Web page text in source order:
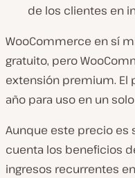
de los clientes en
WooCommerce en sí
gratuito, pero
extensión premium. El
año para uso en un
Aunque este precio es
cuenta los beneficios
ingresos recurrentes